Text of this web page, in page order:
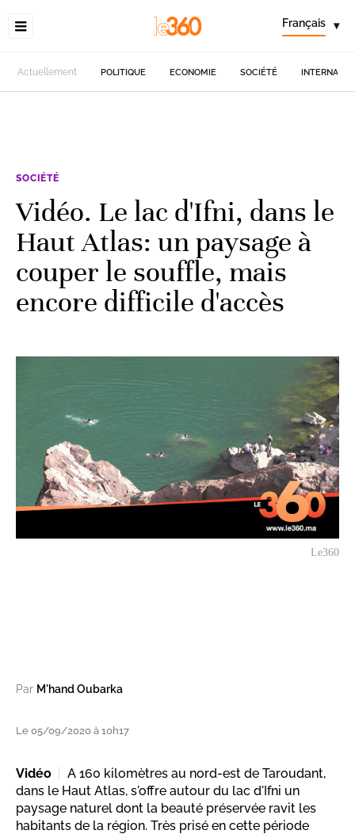
Français ▾
Actuellement POLITIQUE ECONOMIE SOCIÉTÉ
SOCIÉTÉ
Vidéo. Le lac d'Ifni, dans le
Haut Atlas: un paysage à
couper le souffle, mais
encore difficile d'accès
Le360
Par M'hand Oubarka
Le 05/09/2020 à 10h17
Vidéo
A 160 kilomètres au nord-est de Taroudant,
dans le Haut Atlas, s'offre autour du lac d'Ifni un
paysage naturel dont la beauté préservée ravit les
habitants de la région. Très prisé en cette période